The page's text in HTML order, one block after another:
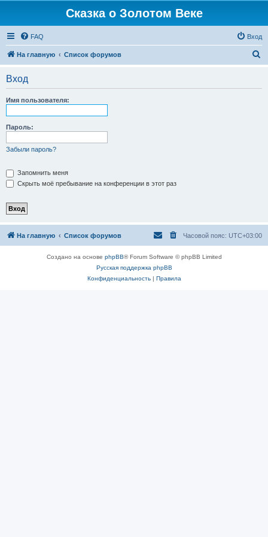
Сказка о Золотом Веке
FAQ Вход
На главную Список форумов
Вход
Имя пользователя:
Пароль:
Забыли пароль?
Запомнить меня
Скрыть моё пребывание на конференции в этот раз
На главную Список форумов Часовой пояс: UTC+03:00
Создано на основе phpBB® Forum Software © phpBB Limited
Русская поддержка phpBB
Конфиденциальность| Правила